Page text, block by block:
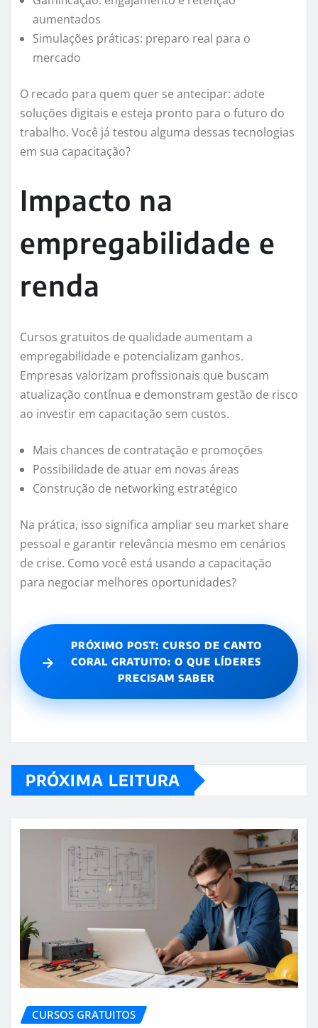
aumentados
Simulações práticas: preparo real para o
mercado
O recado para quem quer se antecipar: adote
soluções digitais e esteja pronto para o futuro do
trabalho. Você já testou alguma dessas tecnologias
em sua capacitação?
Impacto na
empregabilidade e
renda
Cursos gratuitos de qualidade aumentam a
empregabilidade e potencializam ganhos.
Empresas valorizam profissionais que buscam
atualização contínua e demonstram gestão de risco
ao investir em capacitação sem custos.
Mais chances de contratação e promoções
Possibilidade de atuar em novas áreas
Construção de networking estratégico
Na prática, isso significa ampliar seu market share
pessoal e garantir relevância mesmo em cenários
de crise. Como você está usando a capacitação
para negociar melhores oportunidades?
→
PRÓXIMO POST: CURSO DE CANTO
CORAL GRATUITO: O QUE LÍDERES
PRECISAM SABER
PRÓXIMA LEITURA
CURSOS GRATUITOS